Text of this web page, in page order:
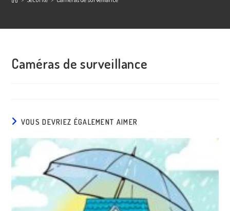
Caméras de surveillance
VOUS DEVRIEZ ÉGALEMENT AIMER